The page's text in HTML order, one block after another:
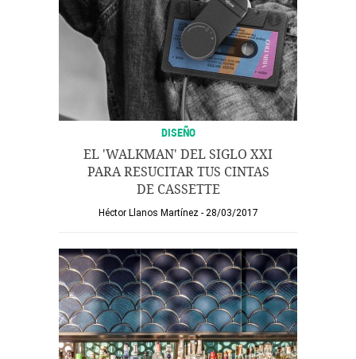
DISEÑO
EL 'WALKMAN' DEL SIGLO XXI
PARA RESUCITAR TUS CINTAS
DE CASSETTE
Héctor Llanos Martínez 28/03/2017